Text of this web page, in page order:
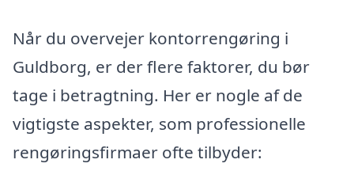
Når du overvejer kontorrengøring i
Guldborg, er der flere faktorer, du bør
tage i betragtning. Her er nogle af de
vigtigste aspekter, som professionelle
rengøringsfirmaer ofte tilbyder: